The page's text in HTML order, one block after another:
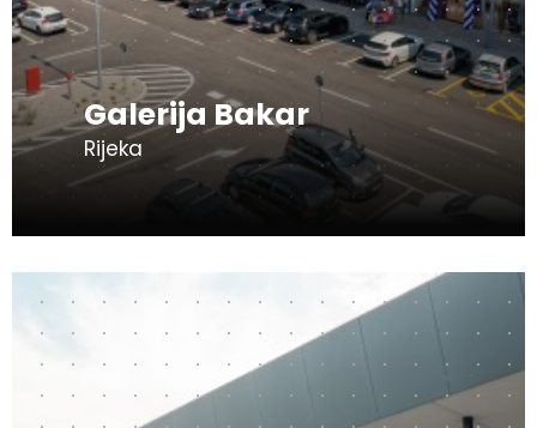
Galerija Bakar
Rijeka